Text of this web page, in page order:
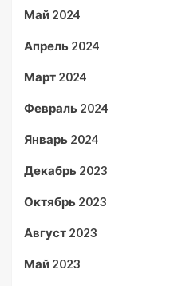
Май 2024
Апрель 2024
Март 2024
Февраль 2024
Январь 2024
Декабрь 2023
Октябрь 2023
Август 2023
Май 2023